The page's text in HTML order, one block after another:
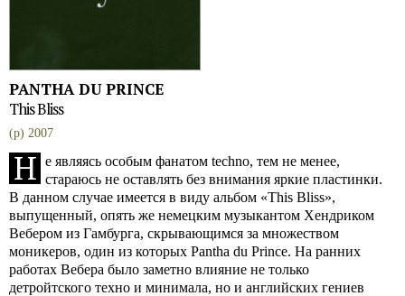
PANTHA DU PRINCE
This Bliss
(p) 2007
Н е являясь особым фанатом techno, тем не менее,
стараюсь не оставлять без внимания яркие пластинки.
В данном случае имеется в виду альбом «This Bliss»,
выпущенный, опять же немецким музыкантом Хендриком
Вебером из Гамбурга, скрывающимся за множеством
моникеров, один из которых Pantha du Prince. На ранних
работах Вебера было заметно влияние не только
детройтского техно и минимала, но и английских гениев